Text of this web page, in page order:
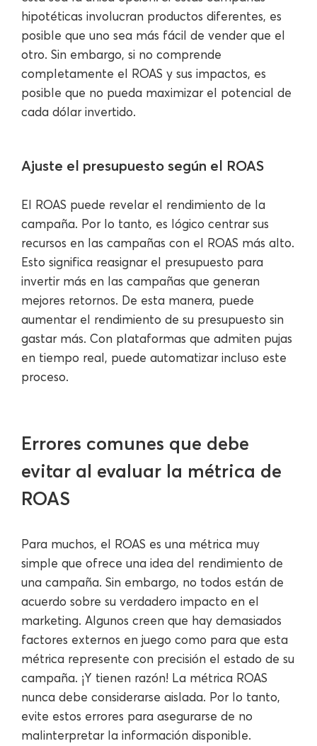
hipotéticas involucran productos diferentes, es
posible que uno sea más fácil de vender que el
otro. Sin embargo, si no comprende
completamente el ROAS y sus impactos, es
posible que no pueda maximizar el potencial de
cada dólar invertido.
Ajuste el presupuesto según el ROAS
El ROAS puede revelar el rendimiento de la
campaña. Por lo tanto, es lógico centrar sus
recursos en las campañas con el ROAS más alto.
Esto significa reasignar el presupuesto para
invertir más en las campañas que generan
mejores retornos. De esta manera, puede
aumentar el rendimiento de su presupuesto sin
gastar más. Con plataformas que admiten pujas
en tiempo real, puede automatizar incluso este
proceso.
Errores comunes que debe
evitar al evaluar la métrica de
ROAS
Para muchos, el ROAS es una métrica muy
simple que ofrece una idea del rendimiento de
una campaña. Sin embargo, no todos están de
acuerdo sobre su verdadero impacto en el
marketing. Algunos creen que hay demasiados
factores externos en juego como para que esta
métrica represente con precisión el estado de su
campaña. ¡Y tienen razón! La métrica ROAS
nunca debe considerarse aislada. Por lo tanto,
evite estos errores para asegurarse de no
malinterpretar la información disponible.